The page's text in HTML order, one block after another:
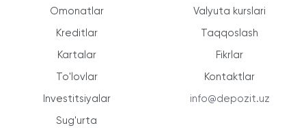
Omonatlar
Kreditlar
Kartalar
To'lovlar
Investitsiyalar
Sug'urta
Valyuta kurslari
Taqqoslash
Fikrlar
Kontaktlar
info@depozit.uz